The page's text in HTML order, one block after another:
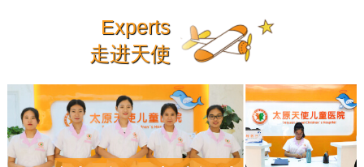
Experts
走进天使